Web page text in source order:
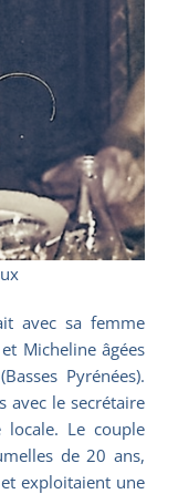
avec sa femme
Micheline âgées
Pyrénées).
avec le secrétaire
Le couple
de 20 ans,
exploitaient une